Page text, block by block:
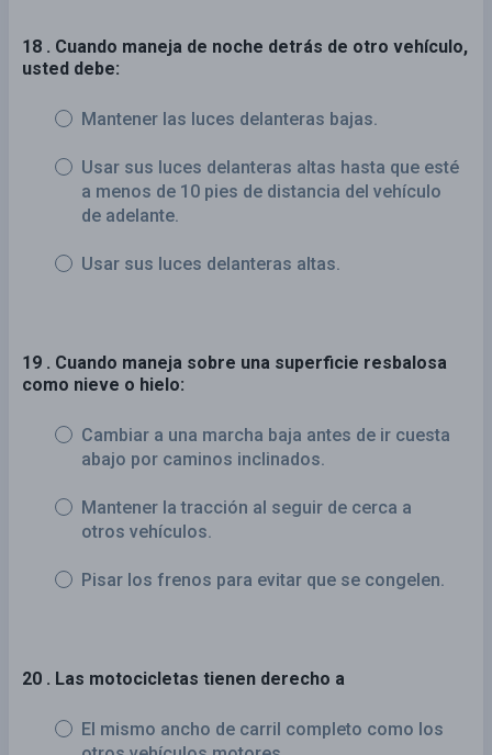
18 . Cuando maneja de noche detrás de otro vehículo,
usted debe:
Mantener las luces delanteras bajas.
Usar sus luces delanteras altas hasta que esté
a menos de 10 pies de distancia del vehículo
de adelante.
Usar sus luces delanteras altas.
19 . Cuando maneja sobre una superficie resbalosa
como nieve o hielo:
Cambiar a una marcha baja antes de ir cuesta
abajo por caminos inclinados.
Mantener la tracción al seguir de cerca a
otros vehículos.
Pisar los frenos para evitar que se congelen.
20 . Las motocicletas tienen derecho a
El mismo ancho de carril completo como los